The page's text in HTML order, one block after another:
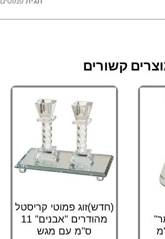
קשורים
(חדש)זוג פמוטי קריסטל
מהודרים "אבנים" 11
ס"מ עם מגש